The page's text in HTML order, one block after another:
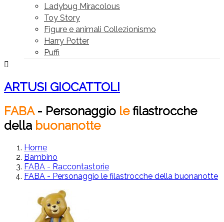
Ladybug Miracolous
Toy Story
Figure e animali Collezionismo
Harry Potter
Puffi

ARTUSI GIOCATTOLI
FABA - Personaggio le filastrocche
della buonanotte
Home
Bambino
FABA - Raccontastorie
FABA - Personaggio le filastrocche della buonanotte